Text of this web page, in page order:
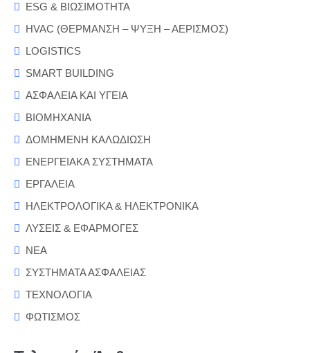
ESG & ΒΙΩΣΙΜΟΤΗΤΑ
HVAC (ΘΕΡΜΑΝΣΗ – ΨΥΞΗ – ΑΕΡΙΣΜΟΣ)
LOGISTICS
SMART BUILDING
ΑΣΦΑΛΕΙΑ ΚΑΙ ΥΓΕΙΑ
ΒΙΟΜΗΧΑΝΙΑ
ΔΟΜΗΜΕΝΗ ΚΑΛΩΔΙΩΣΗ
ΕΝΕΡΓΕΙΑΚΑ ΣΥΣΤΗΜΑΤΑ
ΕΡΓΑΛΕΙΑ
ΗΛΕΚΤΡΟΛΟΓΙΚΑ & ΗΛΕΚΤΡΟΝΙΚΑ
ΛΥΣΕΙΣ & ΕΦΑΡΜΟΓΕΣ
ΝΕΑ
ΣΥΣΤΗΜΑΤΑ ΑΣΦΑΛΕΙΑΣ
ΤΕΧΝΟΛΟΓΙΑ
ΦΩΤΙΣΜΟΣ